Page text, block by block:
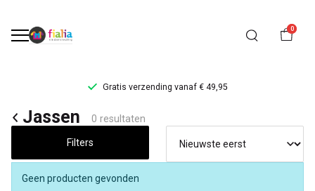
0
Gratis verzending vanaf € 49,95
Jassen
FiaLia
Jassen 0 resultaten
Filters
Geen producten gevonden